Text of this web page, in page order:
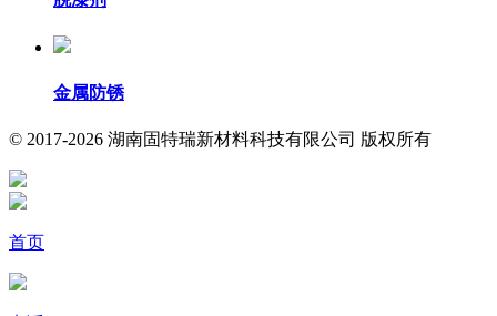
金属防锈
© 2017-2026 湖南固特瑞新材料科技有限公司 版权所有
首页